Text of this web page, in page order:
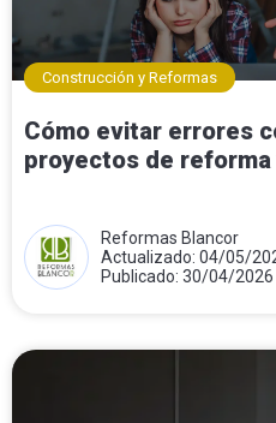
Construcción y Reformas
Cómo evitar errores
proyectos de reforma
Reformas Blancor
Actualizado: 04/05/
Publicado: 30/04/2026